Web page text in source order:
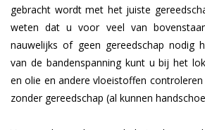
gebracht wordt met het juiste
weten dat u voor veel van
nauwelijks of geen gereedschap nodig
van de bandenspanning kunt u bij het
en olie en andere vloeistoffen
zonder gereedschap (al kunnen